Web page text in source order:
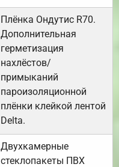
Плёнка Ондутис R70.
Дополнительная
герметизация
нахлёстов/
примыканий
пароизоляционной
плёнки клейкой лентой
Delta.
Двухкамерные
стеклопакеты ПВХ